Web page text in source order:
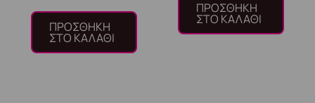
ΠΡΟΣΘΉΚΗ
ΣΤΟ ΚΑΛΆΘΙ
ΠΡΟΣΘΉΚΗ
ΣΤΟ ΚΑΛΆΘΙ